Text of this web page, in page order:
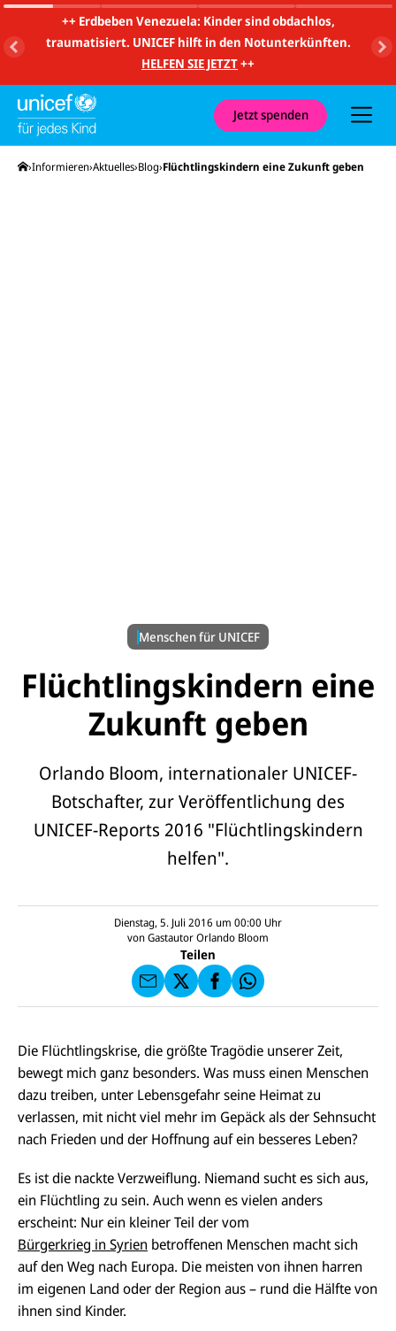
++ Erdbeben Venezuela: Kinder sind obdachlos,
traumatisiert. UNICEF hilft in den Notunterkünften.
HELFEN SIE JETZT++
Jetzt spenden
h
u
d
a
Startseite
Informieren Aktuelles Blog Flüchtlingskindern eine Zukunft geben
Menschen für UNICEF
Flüchtlingskindern eine
Zukunft geben
Orlando Bloom, internationaler UNICEF-
Botschafter, zur Veröffentlichung des
UNICEF-Reports 2016 "Flüchtlingskindern
helfen".
Dienstag, 5. Juli 2016 um 00:00 Uhr
vonGastautor Orlando Bloom
Teilen
l
a
n
U
I
C
E
e
n
d
e
n
U
N
I
C
E
F
a
X
U
C
E
F
a
u
f
F
a
b
o
o
k
N
IC
E
F
uf
W
h
a
p
p
Die Flüchtlingskrise, die größte Tragödie unserer Zeit,
bewegt mich ganz besonders. Was muss einen Menschen
dazu treiben, unter Lebensgefahr seine Heimat zu
verlassen, mit nicht viel mehr im Gepäck als der Sehnsucht
nach Frieden und der Hoffnung auf ein besseres Leben?
Es ist die nackte Verzweiflung. Niemand sucht es sich aus,
ein Flüchtling zu sein. Auch wenn es vielen anders
erscheint: Nur ein kleiner Teil der vom
Bürgerkrieg in Syrien betroffenen Menschen macht sich
auf den Weg nach Europa. Die meisten von ihnen harren
im eigenen Land oder der Region aus – rund die Hälfte von
ihnen sind Kinder.